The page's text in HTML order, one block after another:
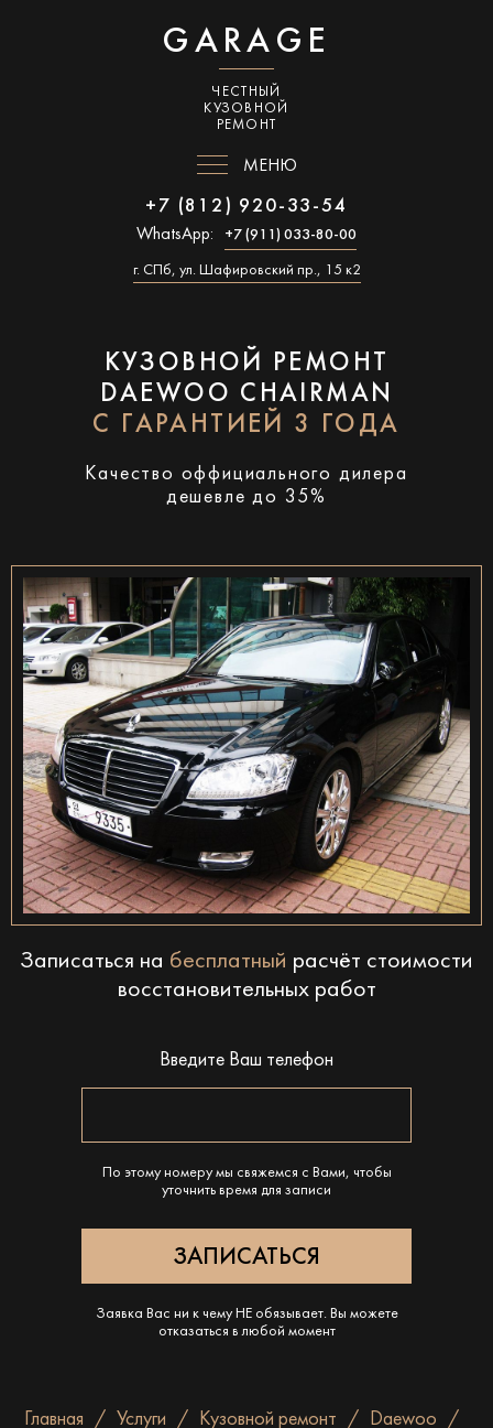
GARAGE
ЧЕСТНЫЙ
КУЗОВНОЙ
РЕМОНТ
МЕНЮ
+7 (812) 920-33-54
WhatsApp: +7 (911) 033-80-00
г. СПб, ул. Шафировский пр., 15 к2
КУЗОВНОЙ РЕМОНТ
DAEWOO CHAIRMAN
С ГАРАНТИЕЙ 3 ГОДА
Качество оффициального дилера
дешевле до 35%
Записаться на бесплатный расчёт стоимости
восстановительных работ
Введите Ваш телефон
По этому номеру мы свяжемся с Вами, чтобы
уточнить время для записи
Заявка Вас ни к чему НЕ обязывает. Вы можете
отказаться в любой момент
Главная Услуги Кузовной ремонт
Daewoo